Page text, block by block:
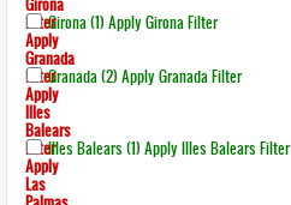
Girona
FilterGirona (1) Apply Girona Filter
Apply
Granada
FilterGranada (2) Apply Granada Filter
Apply
Illes
Balears
FilterIlles Balears (1) Apply Illes Balears Filter
Apply
Las